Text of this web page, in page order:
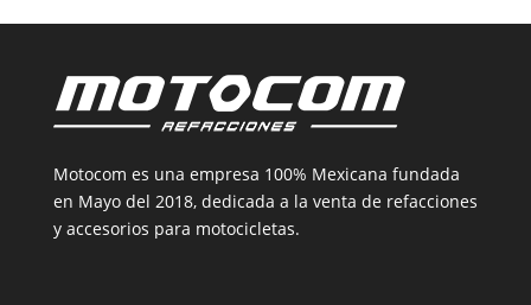
Motocom es una empresa 100% Mexicana fundada
en Mayo del 2018, dedicada a la venta de refacciones
y accesorios para motocicletas.